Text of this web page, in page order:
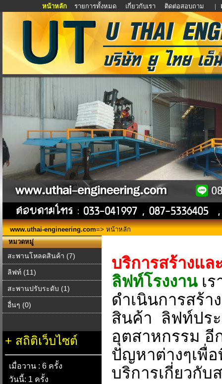
หน้าหลัก รายการทั้งหมด เกี่ยวกับเรา ติดต่อสอบถาม |
www.uthai-engineering.com=> หน้าหลัก
หมวดหมู่
สะพานโหลดสินค้า (7)
ลิฟท์ (11)
สะพานปรับระดับ (1)
อื่นๆ (0)
+ สถิติเว็บไซต์
เมื่อวาน : 6 ครั้ง
วันนี้: 1 ครั้ง
บริการสร้างแ
ลิฟท์โรงงาน เ
ดำเนินการสร้
สินค้า ลิฟท์ประ
อุตสาหกรรม อี
ปัญหาต่างๆเพื่
บริการเกี่ยวกั